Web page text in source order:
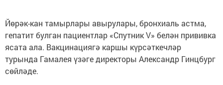
Йөрәк-кан тамырлары авырулары, бронхиаль астма,
гепатит булган пациентлар «Спутник V» белән прививка
ясата ала. Вакцинациягә каршы күрсәткечләр
турында Гамалея үзәге директоры Александр Гинцбург
сөйләде.